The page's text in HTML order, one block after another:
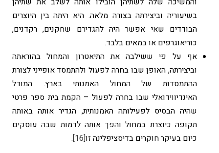
בשיעוריה וביצירתה בצורה מלאה. היא היתה בין היוצרים
הבודדים שאי אפשר היה להגדירם שחקנים, רקדנים,
כוריאוגרפים או במאים בלבד.
אף על פי ששילבה את התיאטרון והמחול בהוראתה
וביצירתה, האופן שבו בחרה לפעול ולהתמסד אופייני לצורת
ההתמסדות של המחול האמנותי בארץ. המודל
האינדיווידואלי שבו בחרה לפעול – הקמת בית ספר פרטי
שהיה הבסיס לפעילותה האמנותית, הגדיר אותה באותה
תקופה כיוצרת במחול והפך אותה לדמות שבה עוסקים
כיום בעיקר חוקרים בדיסציפלינה זו[16]
.